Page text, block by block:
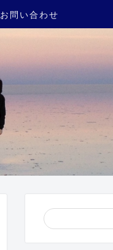
お問い合わせ